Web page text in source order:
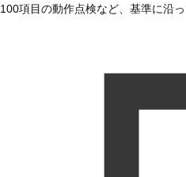
100項目の動作点検など、基準に沿